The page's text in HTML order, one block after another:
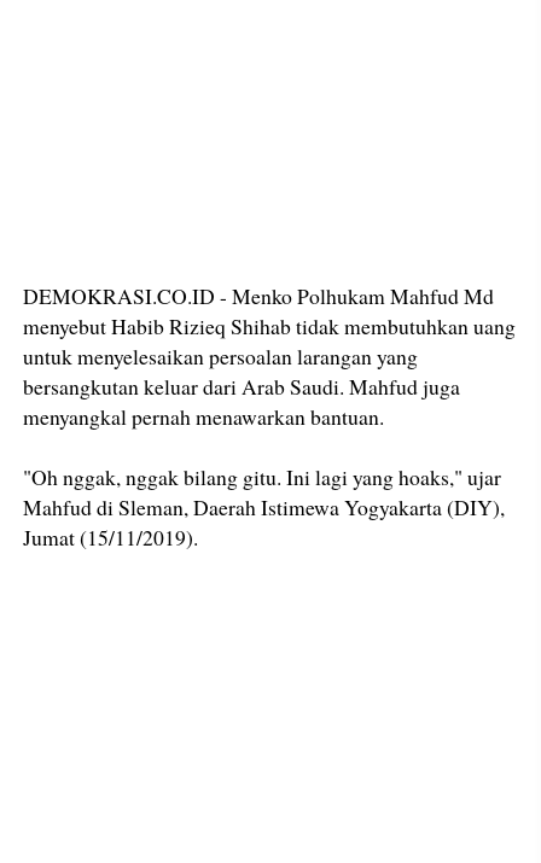
DEMOKRASI.CO.ID - Menko Polhukam Mahfud Md
menyebut Habib Rizieq Shihab tidak membutuhkan uang
untuk menyelesaikan persoalan larangan yang
bersangkutan keluar dari Arab Saudi. Mahfud juga
menyangkal pernah menawarkan bantuan.
"Oh nggak, nggak bilang gitu. Ini lagi yang hoaks," ujar
Mahfud di Sleman, Daerah Istimewa Yogyakarta (DIY),
Jumat (15/11/2019).